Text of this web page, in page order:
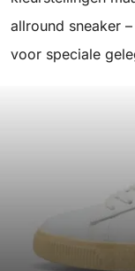
allround sneaker
voor speciale